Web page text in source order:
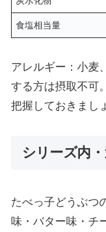
食塩相当量
アレルギー：小麦
する方は摂取不可
把握しておきまし
シリーズ内
たべっ子どうぶつ
味・バター味・チ